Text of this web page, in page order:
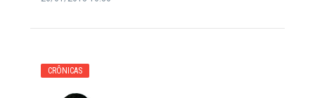
CRÔNICAS